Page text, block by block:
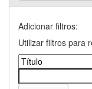
Adicionar filtros:
Utilizar filtros para